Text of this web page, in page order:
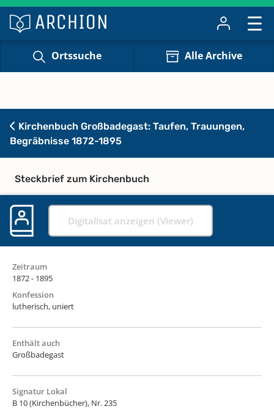
Ortssuche Alle Archive
Kirchenbuch Großbadegast: Taufen, Trauungen,
Begräbnisse 1872-1895
Steckbrief zum Kirchenbuch
Digitalisat anzeigen (Viewer)
Zeitraum
1872 - 1895
Konfession
lutherisch, uniert
Enthält auch
Großbadegast
Signatur Lokal
B 10 (Kirchenbücher), Nr. 235